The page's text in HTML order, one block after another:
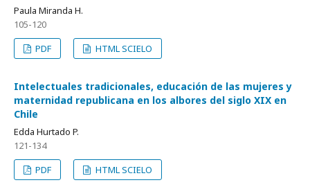
Paula Miranda H.
105-120
PDF
HTML SCIELO
Intelectuales tradicionales, educación de las mujeres y
maternidad republicana en los albores del siglo XIX en
Chile
Edda Hurtado P.
121-134
PDF
HTML SCIELO